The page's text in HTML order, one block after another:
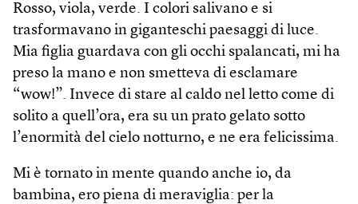
Rosso, viola, verde. I colori salivano e si
trasformavano in giganteschi paesaggi di luce.
Mia figlia guardava con gli occhi spalancati, mi ha
preso la mano e non smetteva di esclamare
“wow!”. Invece di stare al caldo nel letto come di
solito a quell’ora, era su un prato gelato sotto
l’enormità del cielo notturno, e ne era felicissima.
Mi è tornato in mente quando anche io, da
bambina, ero piena di meraviglia: per la